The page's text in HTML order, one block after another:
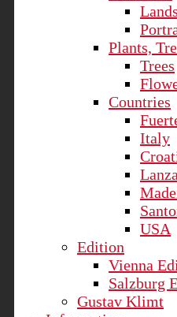
Plants,
Trees
Countries
Italy
USA
Edition
Vienna
Salzburg
Gustav Klimt